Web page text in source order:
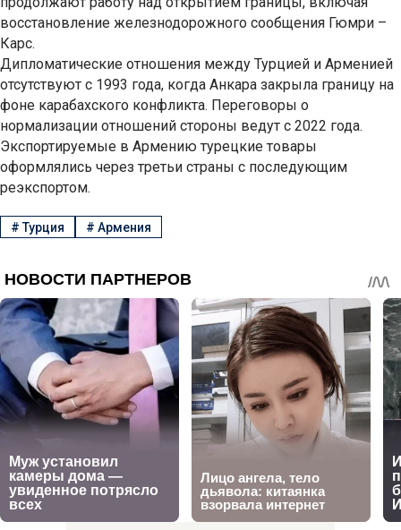
восстановление железнодорожного сообщения Гюмри –
Карс.
Дипломатические отношения между Турцией и Арменией
отсутствуют с 1993 года, когда Анкара закрыла границу на
фоне карабахского конфликта. Переговоры о
нормализации отношений стороны ведут с 2022 года.
Экспортируемые в Армению турецкие товары
оформлялись через третьи страны с последующим
реэкспортом.
#Турция # Армения